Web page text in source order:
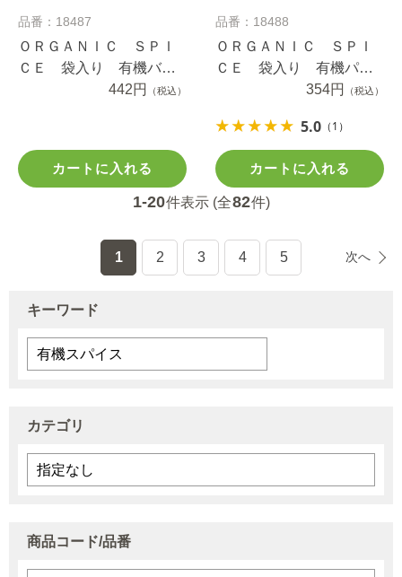
品番：18487
ＯＲＧＡＮＩＣ ＳＰＩ
ＣＥ 袋入り 有機バジ
442円 （税込）
カートに入れる
品番：18488
ＯＲＧＡＮＩＣ ＳＰＩ
ＣＥ 袋入り 有機パセ
354円 （税込）
5.0 （1）
カートに入れる
1-20件表示 (全82件)
1 2 3 4 5 次へ
キーワード
カテゴリ
商品コード/品番